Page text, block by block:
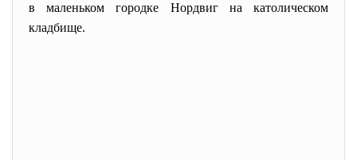
в маленьком гоpодке Ноpдвиг на католическом
кладбище.